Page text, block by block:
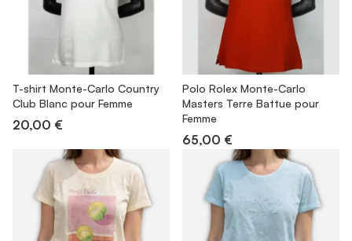
T-shirt Monte-Carlo Country
Club Blanc pour Femme
20,00 €
Polo Rolex Monte-Carlo
Masters Terre Battue pour
Femme
65,00 €